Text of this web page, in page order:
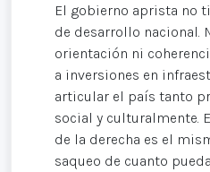
El gobierno aprista no
de desarrollo nacional.
orientación ni
a inversiones en
articular el país tanto
social y culturalmente.
de la derecha es el
saqueo de cuanto